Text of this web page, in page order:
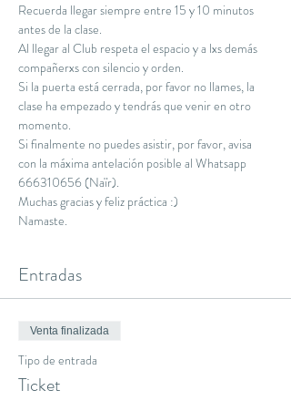
Recuerda llegar siempre entre 15 y 10 minutos
antes de la clase.
Al llegar al Club respeta el espacio y a lxs demás
compañerxs con silencio y orden.
Si la puerta está cerrada, por favor no llames, la
clase ha empezado y tendrás que venir en otro
momento.
Si finalmente no puedes asistir, por favor, avisa
con la máxima antelación posible al Whatsapp
666310656 (Naïr).
Muchas gracias y feliz práctica :)
Namaste.
Entradas
Venta finalizada
Tipo de entrada
Ticket